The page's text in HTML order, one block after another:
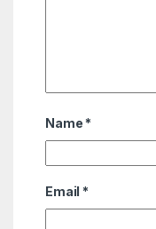
Name *
Email *